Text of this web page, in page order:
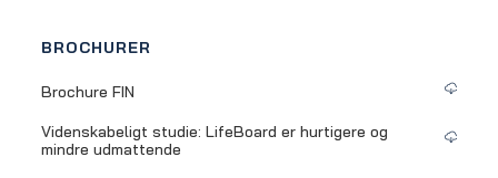
BROCHURER
Brochure FIN
Videnskabeligt studie: LifeBoard er hurtigere og
mindre udmattende